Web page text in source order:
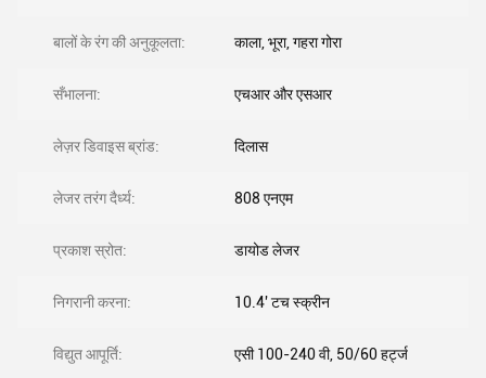
बालों के रंग की अनुकूलता: काला, भूरा, गहरा गोरा
सँभालना: एचआर और एसआर
लेज़र डिवाइस ब्रांड: दिलास
लेजर तरंग दैर्ध्य: 808 एनएम
प्रकाश स्रोत: डायोड लेजर
निगरानी करना: 10.4' टच स्क्रीन
विद्युत आपूर्ति: एसी 100-240 वी, 50/60 हर्ट्ज